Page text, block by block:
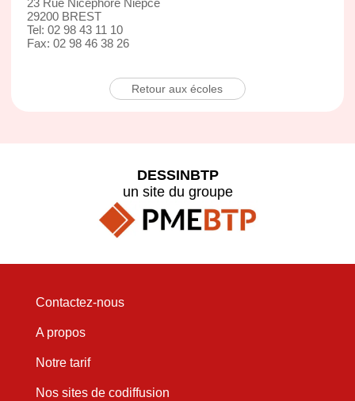
29200 BREST
Tel: 02 98 43 11 10
Fax: 02 98 46 38 26
Retour aux écoles
DESSINBTP
un site du groupe
Contactez-nous
A propos
Notre tarif
Nos sites de codiffusion